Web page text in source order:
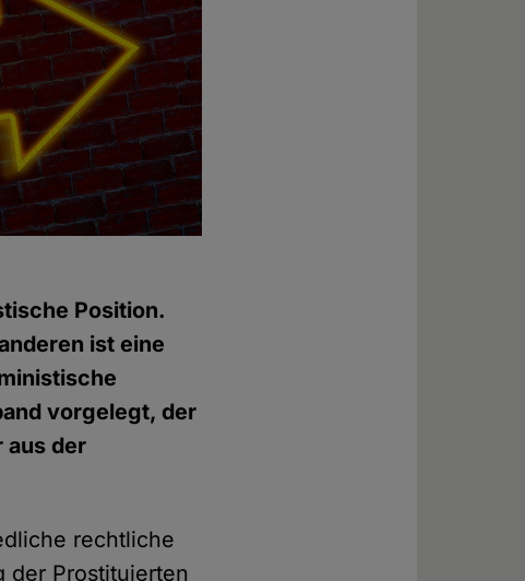
Position.
ist eine
vorgelegt, der
aus der
rechtliche
der Prostituierten